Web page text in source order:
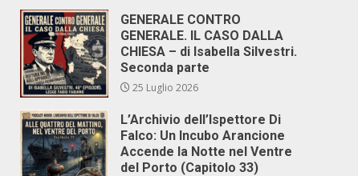
GENERALE CONTRO
GENERALE. IL CASO DALLA
CHIESA – di Isabella Silvestri.
Seconda parte
25 Luglio 2026
L’Archivio dell’Ispettore Di
Falco: Un Incubo Arancione
Accende la Notte nel Ventre
del Porto (Capitolo 33)